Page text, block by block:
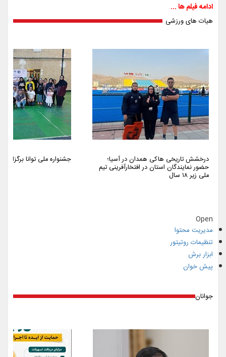
ادامه فیلم ها ...
هیات های ورزشی
درخشش تاریخی هاکی همدان در آسیا؛
حضور نمایندگان استان در افتخارآفرینی تیم
ملی زیر ۱۸ سال
جشنواره ملی توانا برگزار شد
Open
مدیریت محتوا
تنظیمات روتیتور
ابزار برش
پیش خوان
جوانان